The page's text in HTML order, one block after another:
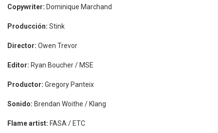
Copywriter: Dominique Marchand
Producción: Stink
Director: Owen Trevor
Editor: Ryan Boucher / MSE
Productor: Gregory Panteix
Sonido: Brendan Woithe / Klang
Flame artist: FASA / ETC